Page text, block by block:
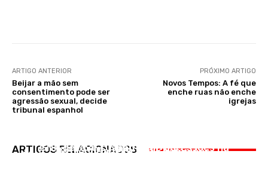
ARTIGO ANTERIOR
Beijar a mão sem
consentimento pode ser
agressão sexual, decide
tribunal espanhol
PRÓXIMO ARTIGO
Novos Tempos: A fé que
enche ruas não enche
igrejas
ARTIGOS RELACIONADOS
títulonoPadelGrand Champions
GNR deteve suspeitos de agressões na
Motociclista morre atropelado por pesado na